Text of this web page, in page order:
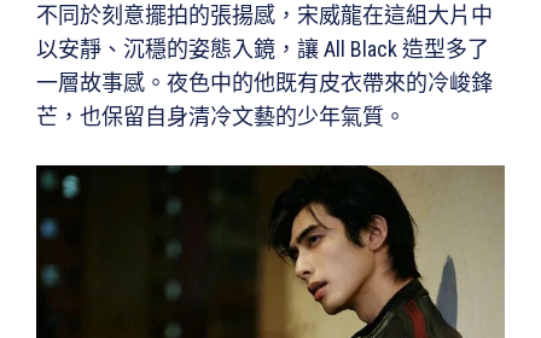
不同於刻意擺拍的張揚感，宋威龍在這組大片中
以安靜、沉穩的姿態入鏡，讓 All Black 造型多了
一層故事感。夜色中的他既有皮衣帶來的冷峻鋒
芒，也保留自身清冷文藝的少年氣質。